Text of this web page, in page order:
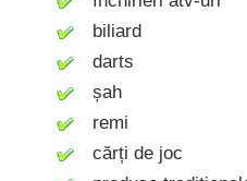
biliard
darts
șah
remi
cărți de joc